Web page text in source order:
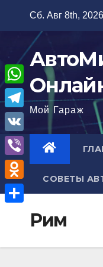
содержимому
Сб. Авг 8th, 2026
Мой Гараж
СОВЕТЫ
Рим
W
h
a
A
T
e
l
e
g
m
V
K
V
i
b
O
o
п